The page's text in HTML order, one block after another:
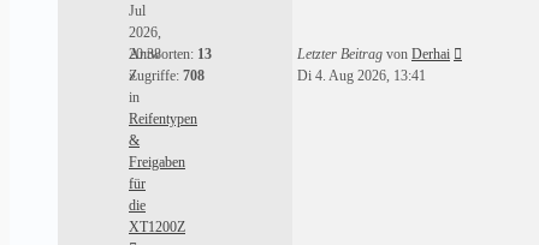
Jul
2026,
20:38
»
in
Reifentypen
&
Freigaben
für
die
XT1200Z
Antworten: 13
Zugriffe: 708
Letzter Beitrag von Derhai
Di 4. Aug 2026, 13:41